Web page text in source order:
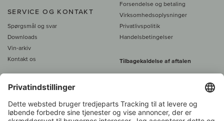
SERVICE OG KONTAKT
Spørgsmål og svar
Downloads
Vin-arkiv
Kontakt os
Forsendelse og betaling
Virksomhedsoplysninger
Privatlivspolitik
Handelsbetingelser
Tilbagekaldelse af aftalen
Alle priser er inkl. moms, plus 39
450 DKK gratis fragt